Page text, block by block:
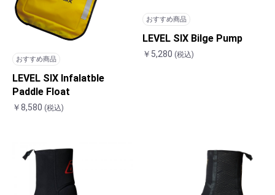
おすすめ商品
LEVEL SIX Infalatble
Paddle Float
￥8,580 (税込)
おすすめ商品
LEVEL SIX Bilge Pump
￥5,280 (税込)